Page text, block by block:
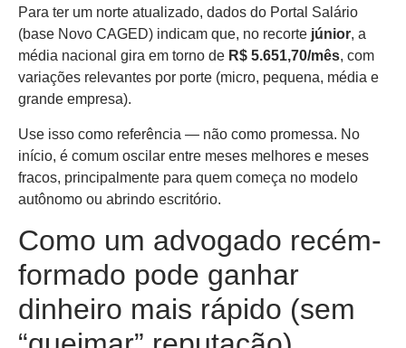
Para ter um norte atualizado, dados do Portal Salário
(base Novo CAGED) indicam que, no recorte júnior, a
média nacional gira em torno de R$ 5.651,70/mês, com
variações relevantes por porte (micro, pequena, média e
grande empresa).
Use isso como referência — não como promessa. No
início, é comum oscilar entre meses melhores e meses
fracos, principalmente para quem começa no modelo
autônomo ou abrindo escritório.
Como um advogado recém-
formado pode ganhar
dinheiro mais rápido (sem